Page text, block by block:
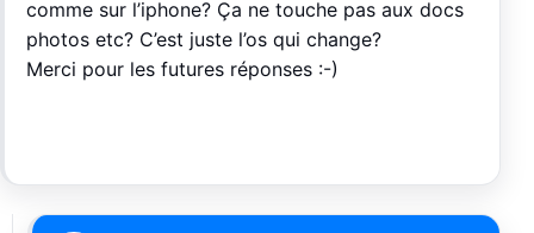
comme sur l’iphone? Ça ne touche pas aux docs
photos etc? C’est juste l’os qui change?
Merci pour les futures réponses :-)